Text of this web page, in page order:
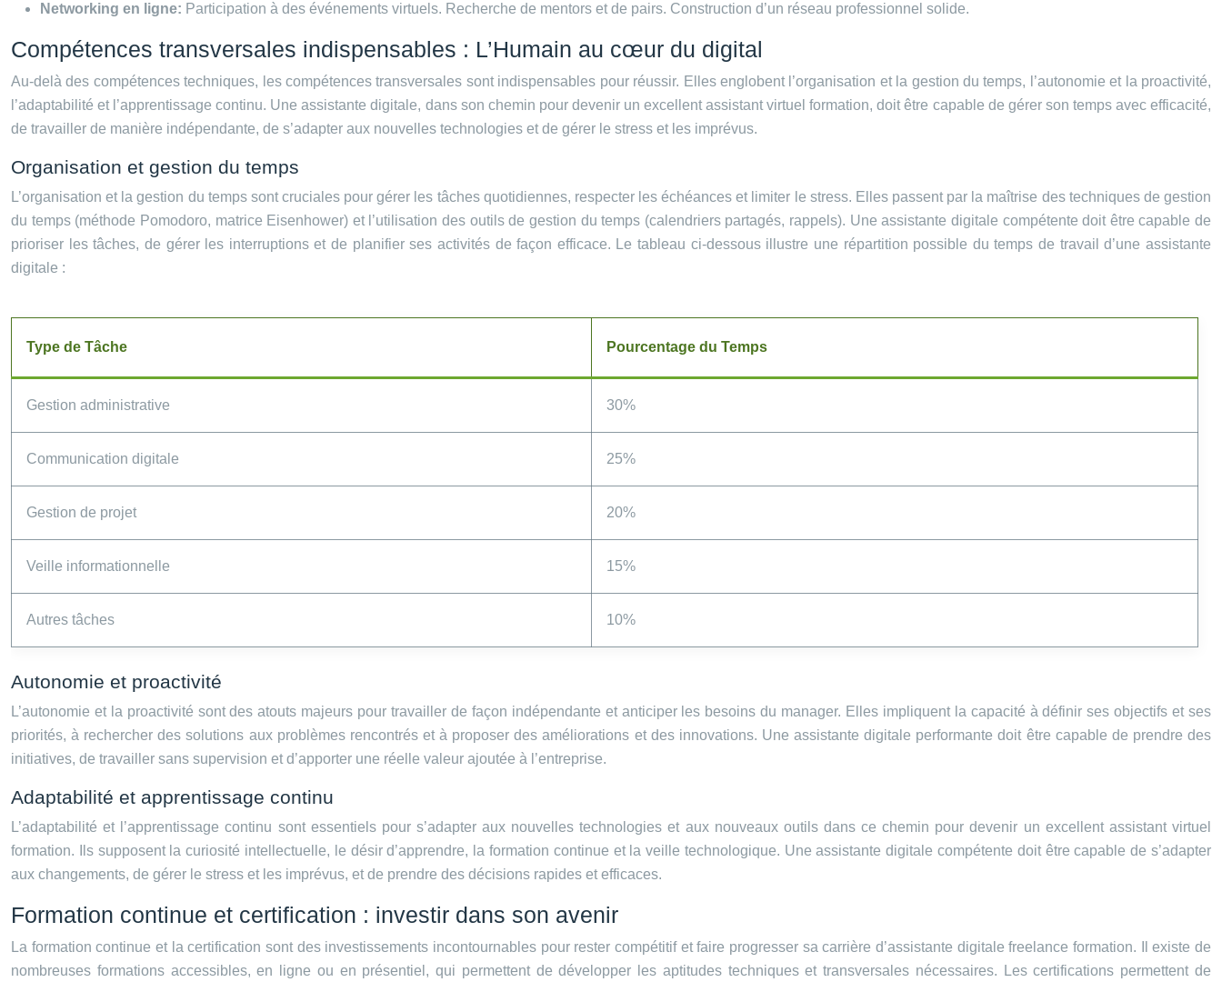
Networking en ligne: Participation à des événements virtuels. Recherche de mentors et de pairs. Construction d’un réseau professionnel solide.
Compétences transversales indispensables : L’Humain au cœur du digital
Au-delà des compétences techniques, les compétences transversales sont indispensables pour réussir. Elles englobent l’organisation et la gestion du temps, l’autonomie et la proactivité,
l’adaptabilité et l’apprentissage continu. Une assistante digitale, dans son chemin pour devenir un excellent assistant virtuel formation, doit être capable de gérer son temps avec efficacité,
de travailler de manière indépendante, de s’adapter aux nouvelles technologies et de gérer le stress et les imprévus.
Organisation et gestion du temps
L’organisation et la gestion du temps sont cruciales pour gérer les tâches quotidiennes, respecter les échéances et limiter le stress. Elles passent par la maîtrise des techniques de gestion
du temps (méthode Pomodoro, matrice Eisenhower) et l’utilisation des outils de gestion du temps (calendriers partagés, rappels). Une assistante digitale compétente doit être capable de
prioriser les tâches, de gérer les interruptions et de planifier ses activités de façon efficace. Le tableau ci-dessous illustre une répartition possible du temps de travail d’une assistante
digitale :
Type de Tâche Pourcentage du Temps
Gestion administrative 30%
Communication digitale 25%
Gestion de projet 20%
Veille informationnelle 15%
Autres tâches 10%
Autonomie et proactivité
L’autonomie et la proactivité sont des atouts majeurs pour travailler de façon indépendante et anticiper les besoins du manager. Elles impliquent la capacité à définir ses objectifs et ses
priorités, à rechercher des solutions aux problèmes rencontrés et à proposer des améliorations et des innovations. Une assistante digitale performante doit être capable de prendre des
initiatives, de travailler sans supervision et d’apporter une réelle valeur ajoutée à l’entreprise.
Adaptabilité et apprentissage continu
L’adaptabilité et l’apprentissage continu sont essentiels pour s’adapter aux nouvelles technologies et aux nouveaux outils dans ce chemin pour devenir un excellent assistant virtuel
formation. Ils supposent la curiosité intellectuelle, le désir d’apprendre, la formation continue et la veille technologique. Une assistante digitale compétente doit être capable de s’adapter
aux changements, de gérer le stress et les imprévus, et de prendre des décisions rapides et efficaces.
Formation continue et certification : investir dans son avenir
La formation continue et la certification sont des investissements incontournables pour rester compétitif et faire progresser sa carrière d’assistante digitale freelance formation. Il existe de
nombreuses formations accessibles, en ligne ou en présentiel, qui permettent de développer les aptitudes techniques et transversales nécessaires. Les certifications permettent de